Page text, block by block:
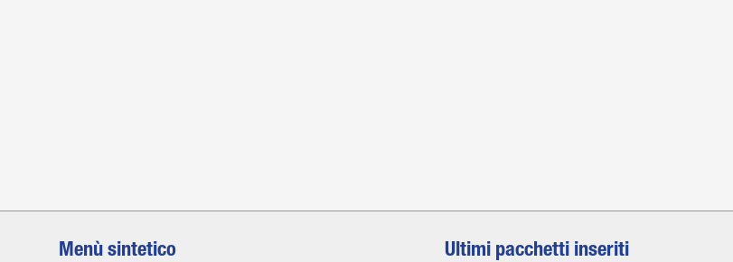
Menù sintetico Ultimi pacchetti inseriti